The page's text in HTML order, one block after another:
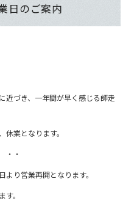
日のご案内
近づき、一年間が早く感じる師走
業となります。
・・
り営業再開となります。
。